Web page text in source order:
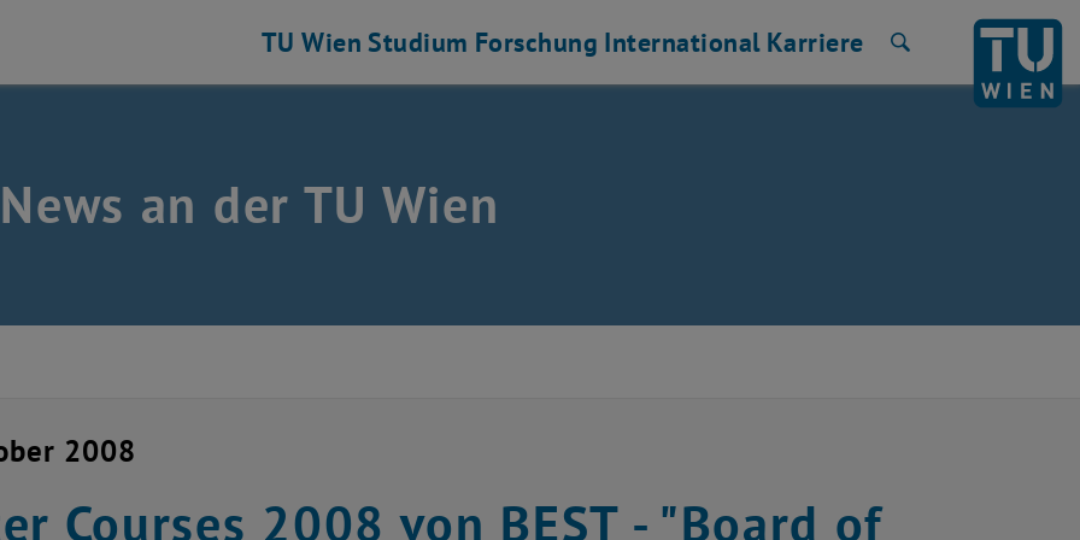
TU Wien Studium Forschung International Karriere
an der TU Wien
2008
Courses 2008 von BEST - "Board of